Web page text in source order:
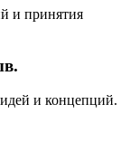
и принятия
и концепций.